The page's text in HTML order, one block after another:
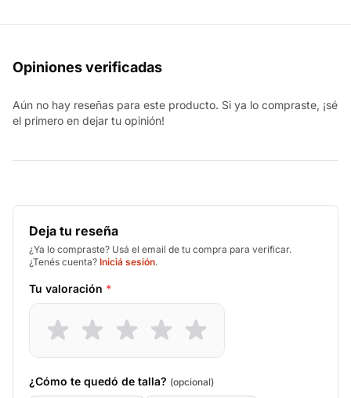
Opiniones verificadas
Aún no hay reseñas para este producto. Si ya lo compraste, ¡sé
el primero en dejar tu opinión!
Deja tu reseña
¿Ya lo compraste? Usá el email de tu compra para verificar.
¿Tenés cuenta? Iniciá sesión.
Tu valoración *
¿Cómo te quedó de talla? (opcional)